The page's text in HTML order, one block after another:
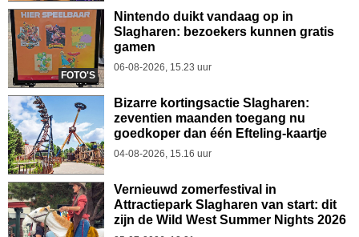
FOTO'S
Nintendo duikt vandaag op in
Slagharen: bezoekers kunnen gratis
gamen
06-08-2026, 15.23 uur
Bizarre kortingsactie Slagharen:
zeventien maanden toegang nu
goedkoper dan één Efteling-kaartje
04-08-2026, 15.16 uur
Vernieuwd zomerfestival in
Attractiepark Slagharen van start: dit
zijn de Wild West Summer Nights 2026